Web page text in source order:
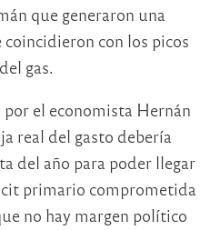
que generaron una
con los picos
gas.
el economista Hernán
real del gasto debería
del año para poder llegar
primario comprometida
no hay margen político